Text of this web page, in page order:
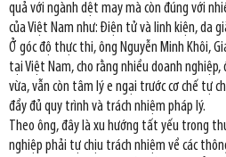
quả với ngành dệt may mà còn đúng với
của Việt Nam như: Điện tử và linh kiện, da
Ở góc độ thực thi, ông Nguyễn Minh Khôi,
tại Việt Nam, cho rằng nhiều doanh
vừa, vẫn còn tâm lý e ngại trước cơ chế tự
đầy đủ quy trình và trách nhiệm pháp lý.
Theo ông, đây là xu hướng tất yếu trong
nghiệp phải tự chịu trách nhiệm về các